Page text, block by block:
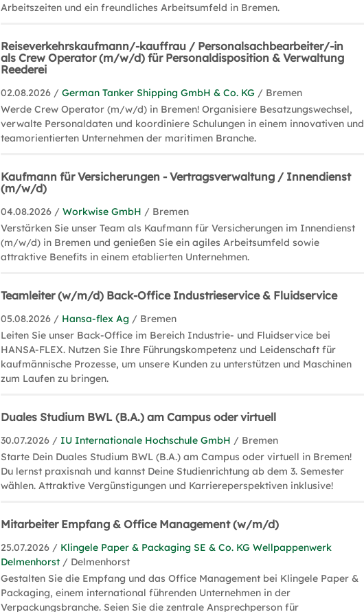
Arbeitszeiten und ein freundliches Arbeitsumfeld in Bremen.
Reiseverkehrskaufmann/-kauffrau / Personalsachbearbeiter/-in
als Crew Operator (m/w/d) für Personaldisposition & Verwaltung
Reederei
02.08.2026 /German Tanker Shipping GmbH & Co. KG / Bremen
Werde Crew Operator (m/w/d) in Bremen! Organisiere Besatzungswechsel,
verwalte Personaldaten und koordiniere Schulungen in einem innovativen und
teamorientierten Unternehmen der maritimen Branche.
Kaufmann für Versicherungen - Vertragsverwaltung / Innendienst
(m/w/d)
04.08.2026 /Workwise GmbH / Bremen
Verstärken Sie unser Team als Kaufmann für Versicherungen im Innendienst
(m/w/d) in Bremen und genießen Sie ein agiles Arbeitsumfeld sowie
attraktive Benefits in einem etablierten Unternehmen.
Teamleiter (w/m/d) Back-Office Industrieservice & Fluidservice
05.08.2026 / Hansa-flex Ag / Bremen
Leiten Sie unser Back-Office im Bereich Industrie- und Fluidservice bei
HANSA-FLEX. Nutzen Sie Ihre Führungskompetenz und Leidenschaft für
kaufmännische Prozesse, um unsere Kunden zu unterstützen und Maschinen
zum Laufen zu bringen.
Duales Studium BWL (B.A.) am Campus oder virtuell
30.07.2026 / IU Internationale Hochschule GmbH / Bremen
Starte Dein Duales Studium BWL (B.A.) am Campus oder virtuell in Bremen!
Du lernst praxisnah und kannst Deine Studienrichtung ab dem 3. Semester
wählen. Attraktive Vergünstigungen und Karriereperspektiven inklusive!
Mitarbeiter Empfang & Office Management (w/m/d)
25.07.2026 / Klingele Paper & Packaging SE & Co. KG Wellpappenwerk
Delmenhorst / Delmenhorst
Gestalten Sie die Empfang und das Office Management bei Klingele Paper &
Packaging, einem international führenden Unternehmen in der
Verpackungsbranche. Seien Sie die zentrale Ansprechperson für